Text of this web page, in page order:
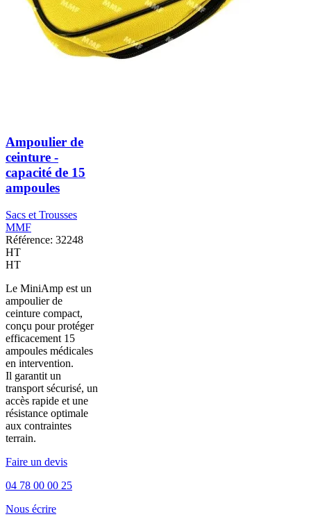
Ampoulier de
ceinture -
capacité de 15
ampoules
Sacs et Trousses
MMF
Référence: 32248
HT
HT
Le MiniAmp est un
ampoulier de
ceinture compact,
conçu pour protéger
efficacement 15
ampoules médicales
en intervention.
Il garantit un
transport sécurisé, un
accès rapide et une
résistance optimale
aux contraintes
terrain.
Faire un devis
04 78 00 00 25
Nous écrire